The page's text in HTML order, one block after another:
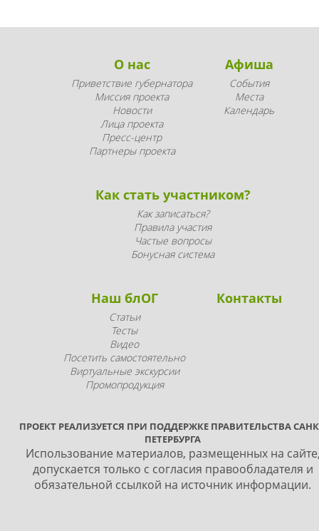
О нас
Приветствие губернатора
Миссия проекта
Новости
Лица проекта
Пресс-центр
Партнеры проекта
Афиша
События
Места
Календарь
Как стать участником?
Как записаться?
Правила участия
Частые вопросы
Бонусная система
Наш блОГ
Статьи
Тесты
Видео
Посетить самостоятельно
Виртуальные экскурсии
Промопродукция
Контакты
ПРОЕКТ РЕАЛИЗУЕТСЯ ПРИ ПОДДЕРЖКЕ ПРАВИТЕЛЬСТВА
ПЕТЕРБУРГА
Использование материалов, размещенных на
допускается только с согласия правообладателя и
обязательной ссылкой на источник информации.